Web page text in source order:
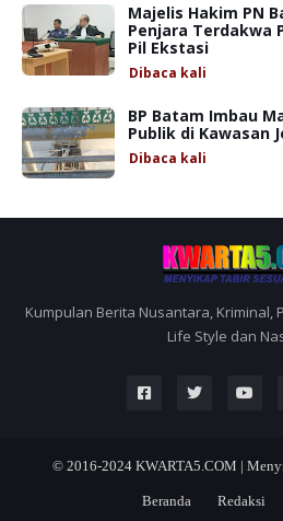
Majelis Hakim PN
Penjara Terdakwa
Pil Ekstasi
Dibaca kali
BP Batam Imbau
Publik di Kawasan
Dibaca kali
Kumpulan Berita Nusantara, Kriminal,
Life Style dan
© 2016-2024 KWARTA5.COM |
Beranda Redaksi